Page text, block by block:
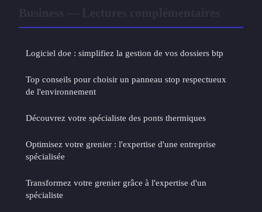
Logiciel doe : simplifiez la gestion de vos dossiers btp
Top conseils pour choisir un panneau stop respectueux
de l'environnement
Découvrez votre spécialiste des ponts thermiques
Optimisez votre grenier : l'expertise d'une entreprise
spécialisée
Transformez votre grenier grâce à l'expertise d'un
spécialiste